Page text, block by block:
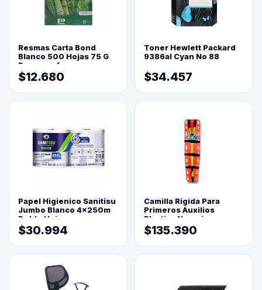
Resmas Carta Bond
Blanco 500 Hojas 75 G
Reprograf.
$12.680
Toner Hewlett Packard
9386al Cyan No 88
$34.457
Papel Higienico Sanitisu
Jumbo Blanco 4x250m
Doble Hoja
$30.994
Camilla Rigida Para
Primeros Auxilios
Plastica Naranja
$135.390